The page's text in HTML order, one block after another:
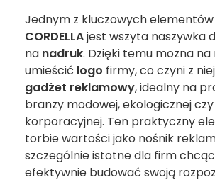
Jednym z kluczowych elementów
CORDELLAjest wszyta naszywka
na nadruk. Dzięki temu można
umieścić logo firmy, co czyni z
gadżet reklamowy, idealny na
branży modowej, ekologicznej
korporacyjnej. Ten praktyczny
torbie wartości jako nośnik
szczególnie istotne dla firm
efektywnie budować swoją